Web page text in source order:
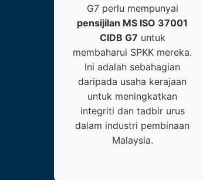
G7 perlu mempunyai
pensijilan MS ISO 37001
CIDB G7 untuk
membaharui SPKK mereka.
Ini adalah sebahagian
daripada usaha kerajaan
untuk meningkatkan
integriti dan tadbir urus
dalam industri pembinaan
Malaysia.